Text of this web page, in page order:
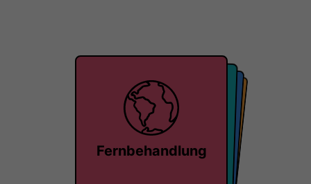
Fernbehandlung
Masterclass
Forschung
Einzelgespräch